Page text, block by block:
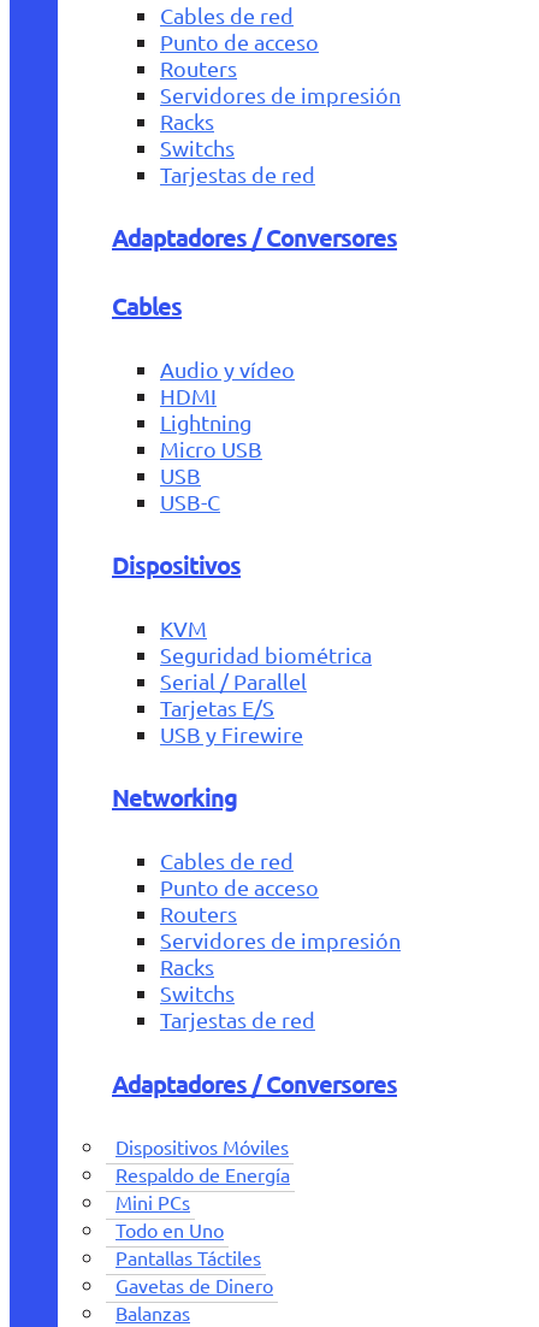
Cables de red
Punto de acceso
Routers
Servidores de impresión
Racks
Switchs
Tarjestas de red
Adaptadores / Conversores
Cables
Audio y vídeo
HDMI
Lightning
Micro USB
USB
USB-C
Dispositivos
KVM
Seguridad biométrica
Serial / Parallel
Tarjetas E/S
USB y Firewire
Networking
Cables de red
Punto de acceso
Routers
Servidores de impresión
Racks
Switchs
Tarjestas de red
Adaptadores / Conversores
Dispositivos Móviles
Respaldo de Energía
Mini PCs
Todo en Uno
Pantallas Táctiles
Gavetas de Dinero
Balanzas